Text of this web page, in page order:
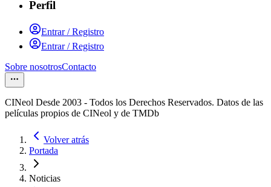
Perfil
Entrar / Registro
Entrar / Registro
Sobre nosotrosContacto
CINeol Desde 2003 - Todos los Derechos Reservados. Datos de las
películas propios de CINeol y de TMDb
Volver atrás
Portada
Noticias